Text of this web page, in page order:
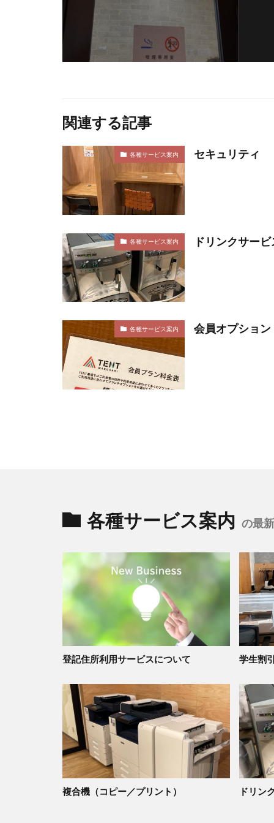
関連する記事
各種サービス案内 セキュリティ
各種サービス案内 ドリンクサービ
各種サービス案内 会員オプション
各種サービス案内 の最
登記住所利用サービスについて 学生割
複合機（コピー／プリント） ドリン